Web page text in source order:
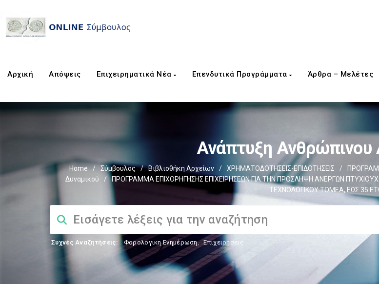
Αρχική Απόψεις Επιχειρηματικά Νέα Επενδυτικά Προγράμματα Άρθρα – Μελέτες
Ανάπτυξη Ανθρώπινου
Home / Σύμβουλος / Βιβλιοθήκη Αρχείων / ΧΡΗΜΑΤΟΔΟΤΗΣΕΙΣ-ΕΠΙΔΟΤΗΣΕΙΣ /
Δυναμικού
/
ΠΡΟΓΡΑΜΜΑ ΕΠΙΧΟΡΗΓΗΣΗΣ ΕΠΙΧΕΙΡΗΣΕΩΝ ΓΙΑ ΤΗΝ ΠΡΟΣΛΗΨΗ ΑΝΕΡΓΩΝ
ΤΕΧΝΟΛΟΓΙΚΟΥ ΤΟΜΕΑ, ΕΩΣ 35
Συχνές Αναζητήσεις: Φορολογικη Ενημέρωση, Επιχειρήσεις